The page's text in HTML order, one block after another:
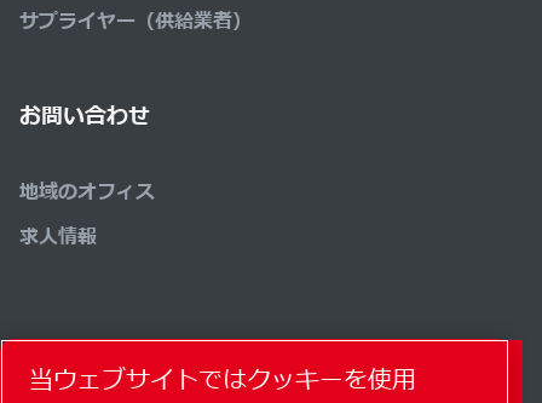
サプライヤー（供給業者）
お問い合わせ
地域のオフィス
求人情報
コンタクトフォーム
当ウェブサイトではクッキーを使用